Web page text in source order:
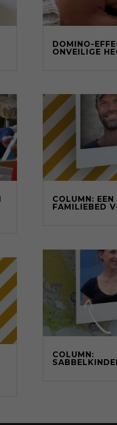
DOMINO-
ONVEILIGE
COLUMN: EEN
FAMILIEBED
COLUMN: